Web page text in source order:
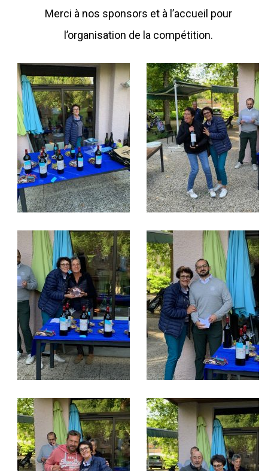
Merci à nos sponsors et à l’accueil pour
l’organisation de la compétition.